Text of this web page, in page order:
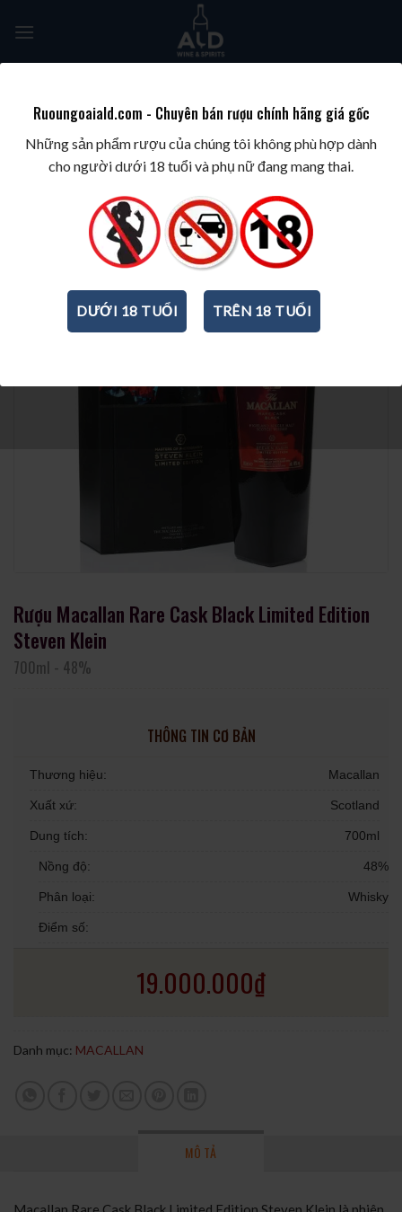
TRANG CHỦ RƯỢU WHISKY / MACALLAN
Rượu Macallan Rare Cask Black Limited Edition
Steven Klein
700ml - 48%
THÔNG TIN CƠ BẢN
Thương hiệu: Macallan
Xuất xứ: Scotland
Dung tích: 700ml
Nồng độ: 48%
Phân loại: Whisky
Điểm số:
19.000.000₫
Danh mục: MACALLAN
MÔ TẢ
Ruoungoaiald.com - Chuyên bán rượu chính hãng giá gốc
Những sản phẩm rượu của chúng tôi không phù hợp dành
cho người dưới 18 tuổi và phụ nữ đang mang thai.
DƯỚI 18 TUỔI TRÊN 18 TUỔI